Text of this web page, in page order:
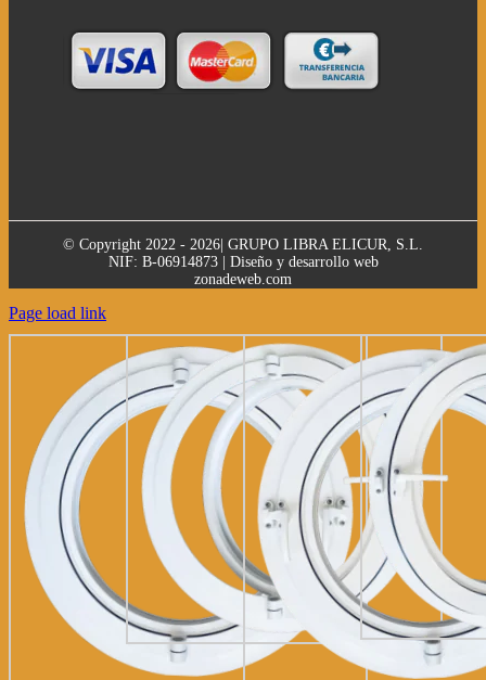
© Copyright 2022 - 2026| GRUPO LIBRA ELICUR, S.L.
NIF: B-06914873 | Diseño y desarrollo web
zonadeweb.com
Page load link